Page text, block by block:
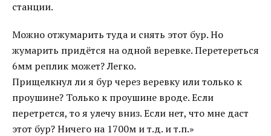
станции.
Можно отжумарить туда и снять этот бур. Но
жумарить придётся на одной веревке. Перетереться
6мм реплик может? Легко.
Прищелкнул ли я бур через веревку или только к
проушине? Только к проушине вроде. Если
перетрется, то я улечу вниз. Если нет, что мне даст
этот бур? Ничего на 1700м и т.д. и т.п.»